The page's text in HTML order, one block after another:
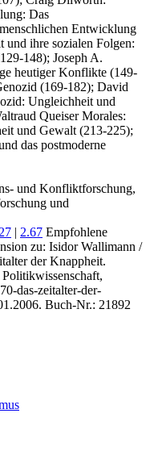
Das
Entwicklung
und ihre sozialen Folgen:
148); Joseph A.
heutiger Konflikte (149-
(169-182); David
Ungleichheit und
Queiser Morales:
und Gewalt (213-225);
das postmoderne
und Konfliktforschung,
und
| 2.67 Empfohlene
zu: Isidor Wallimann /
der Knappheit.
das-zeitalter-der-
Buch-Nr.: 21892